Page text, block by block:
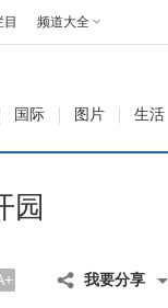
目 频道大全
国际 图片 生活
园
我要分享